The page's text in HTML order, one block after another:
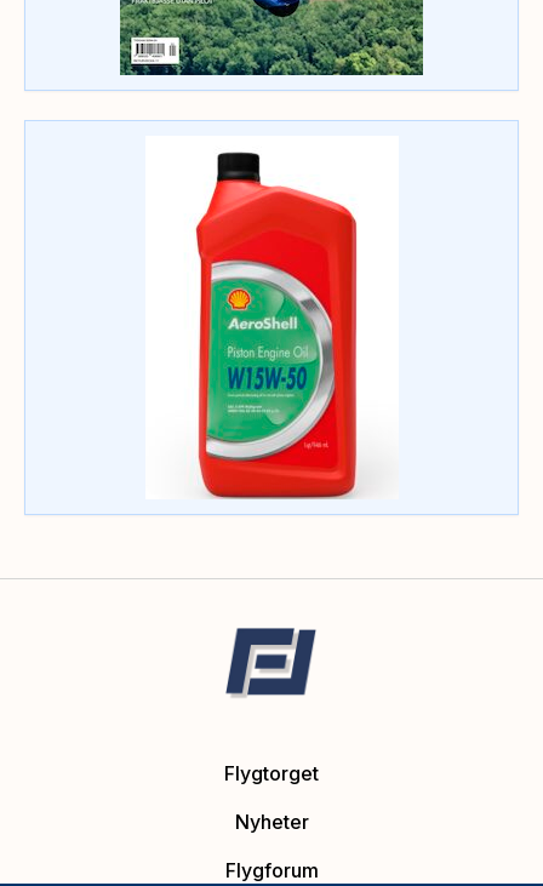
Flygtorget
Nyheter
Flygforum